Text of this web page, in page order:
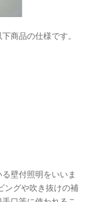
商品の仕様です。
壁付照明をいいま
ングや吹き抜けの補